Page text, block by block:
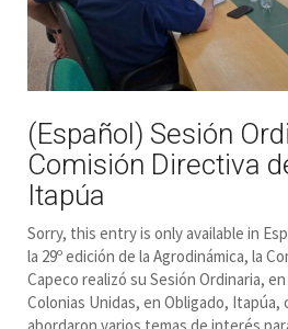
(Español) Sesión
Comisión Directiva
Itapúa
Sorry, this entry is only available in
la 29º edición de la Agrodinámica, la
Capeco realizó su Sesión Ordinaria,
Colonias Unidas, en Obligado, Itapúa,